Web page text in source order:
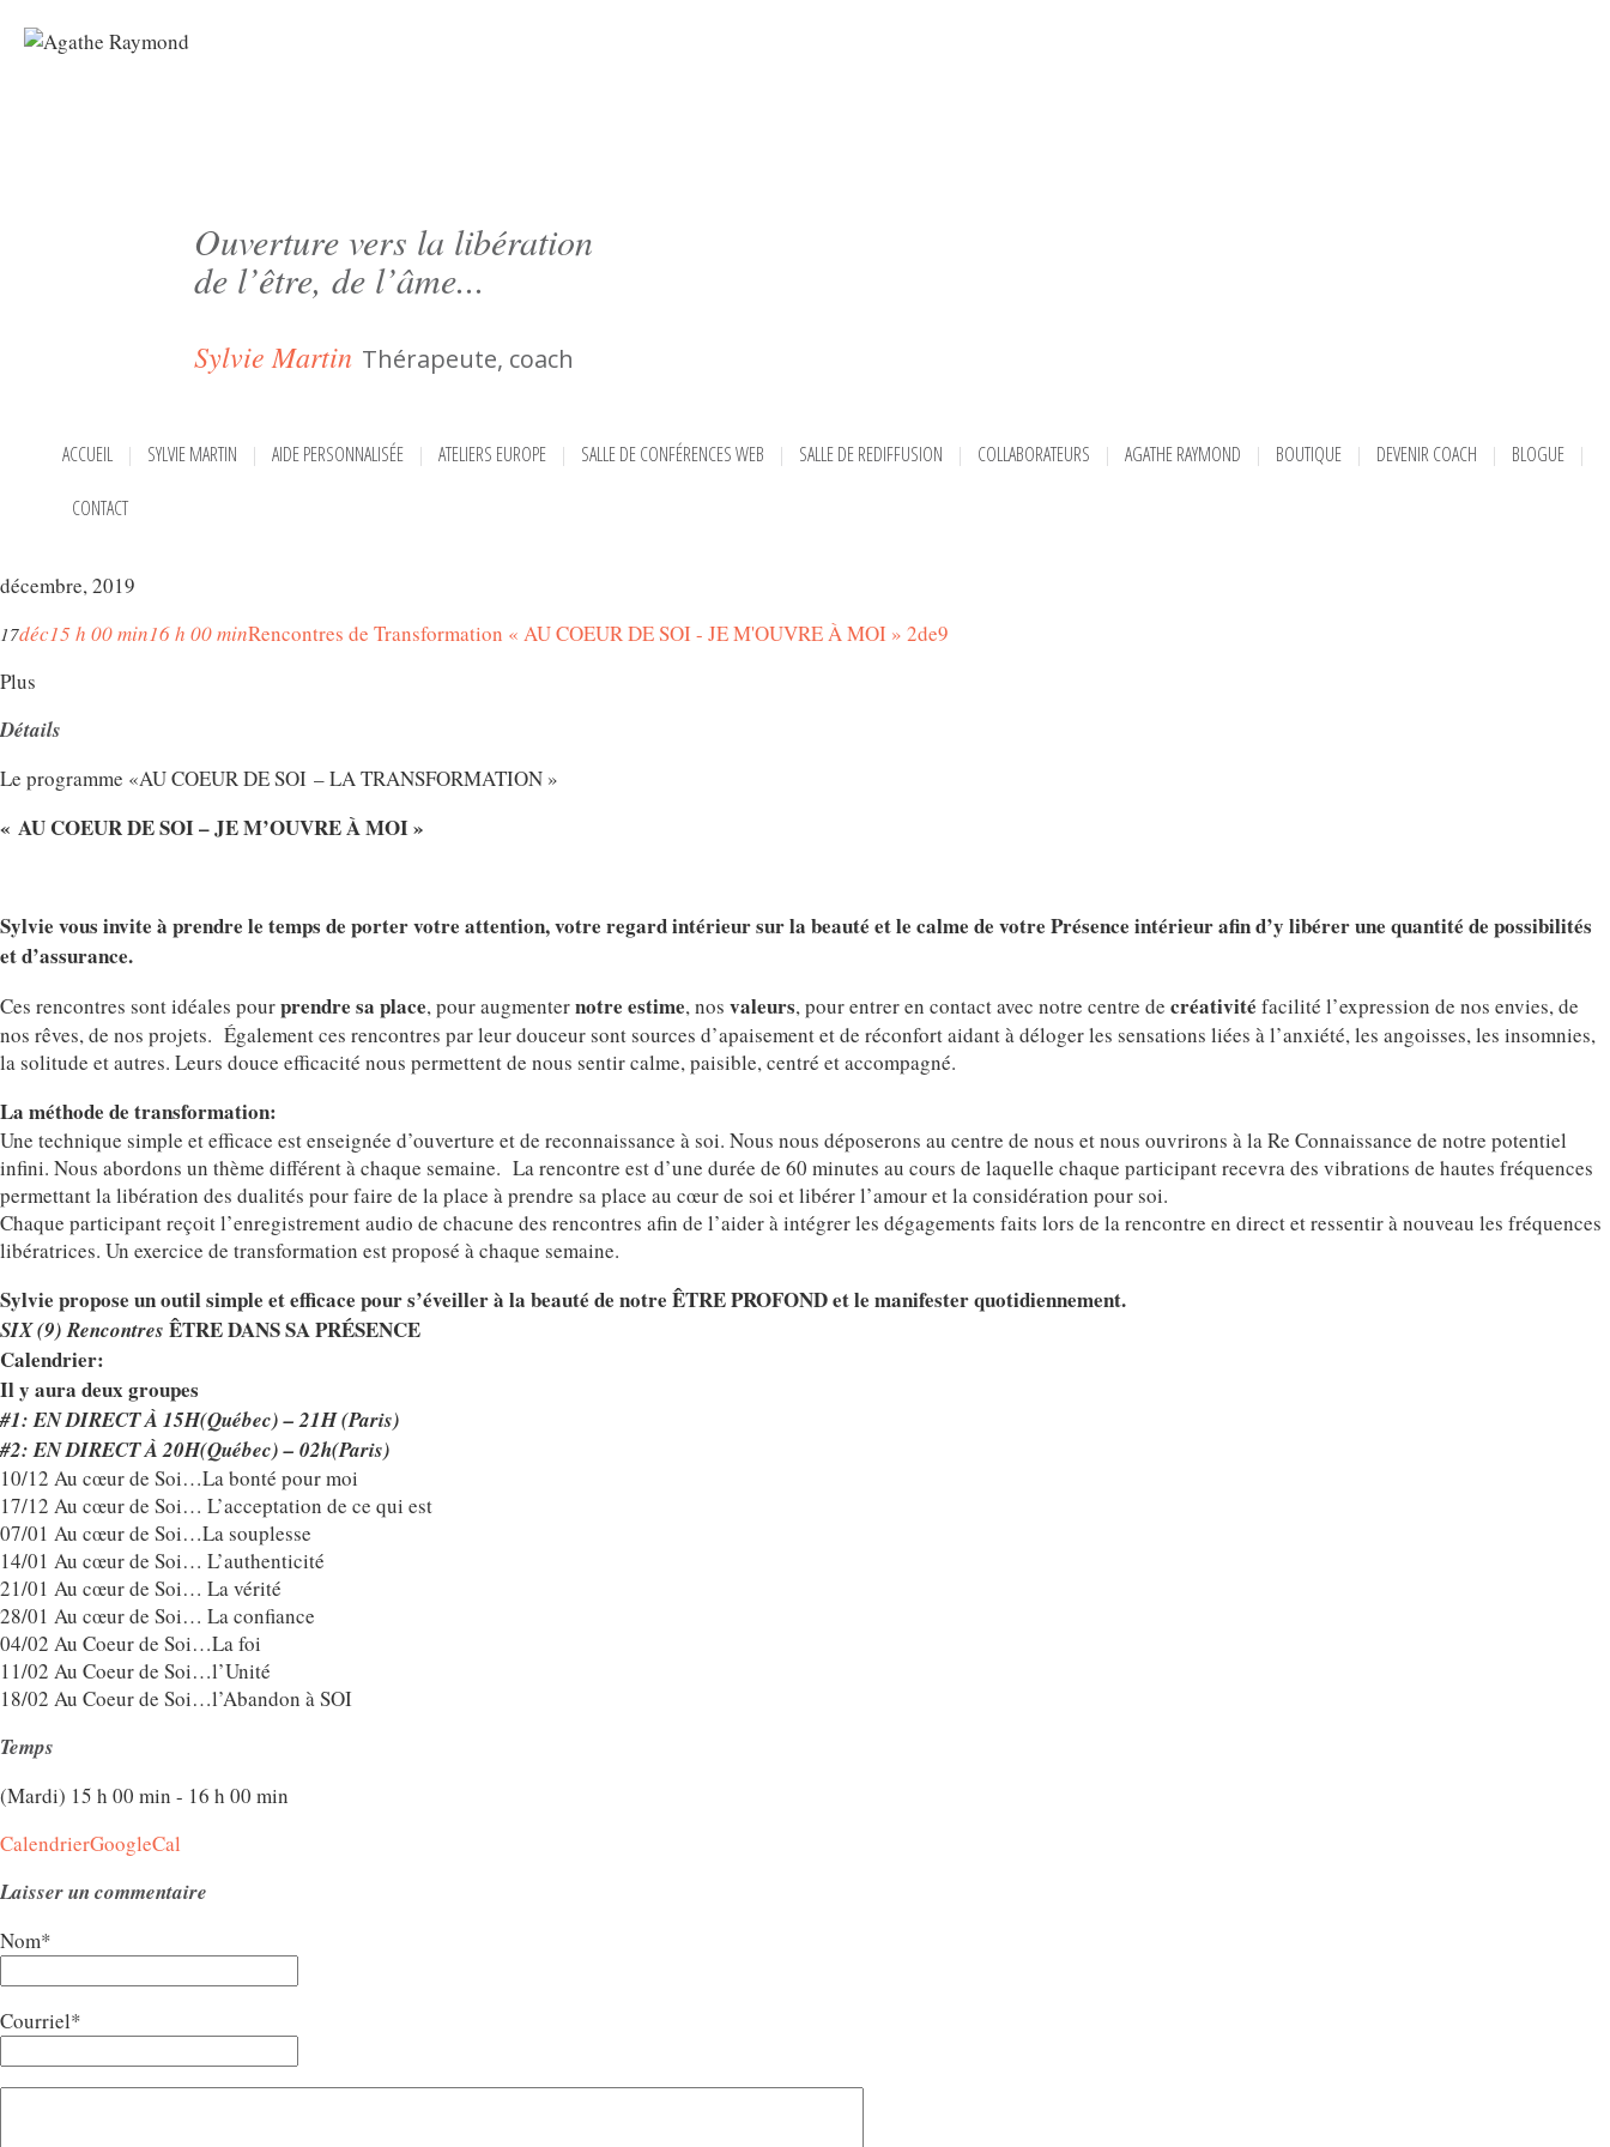
Ouverture vers la libération
de l’être, de l’âme...
Sylvie Martin Thérapeute, coach
ACCUEIL SYLVIE MARTIN AIDE PERSONNALISÉE ATELIERS EUROPE SALLE DE CONFÉRENCES WEB SALLE DE REDIFFUSION COLLABORATEURS AGATHE RAYMOND BOUTIQUE DEVENIR COACH BLOGUE
CONTACT
décembre, 2019
17déc15 h 00 min16 h 00 minRencontres de Transformation « AU COEUR DE SOI - JE M'OUVRE À MOI » 2de9
Plus
Détails
Le programme «AU COEUR DE SOI – LA TRANSFORMATION »
« AU COEUR DE SOI – JE M’OUVRE À MOI »
Sylvie vous invite à prendre le temps de porter votre attention, votre regard intérieur sur la beauté et le calme de votre Présence intérieur afin d’y libérer une quantité de possibilités
et d’assurance.
Ces rencontres sont idéales pourprendre sa place, pour augmenternotre estime, nos valeurs, pour entrer en contact avec notre centre de créativité facilité l’expression de nos envies, de
nos rêves, de nos projets. Également ces rencontres par leur douceur sont sources d’apaisement et de réconfort aidant à déloger les sensations liées à l’anxiété, les angoisses, les insomnies,
la solitude et autres. Leurs douce efficacité nous permettent de nous sentir calme, paisible, centré et accompagné.
La méthode de transformation:
Une technique simple et efficace est enseignée d’ouverture et de reconnaissance à soi. Nous nous déposerons au centre de nous et nous ouvrirons à la Re Connaissance de notre potentiel
infini. Nous abordons un thème différent à chaque semaine. La rencontre est d’une durée de 60 minutes au cours de laquelle chaque participant recevra des vibrations de hautes fréquences
permettant la libération des dualités pour faire de la place à prendre sa place au cœur de soi et libérer l’amour et la considération pour soi.
Chaque participant reçoit l’enregistrement audio de chacune des rencontres afin de l’aider à intégrer les dégagements faits lors de la rencontre en direct et ressentir à nouveau les fréquences
libératrices. Un exercice de transformation est proposé à chaque semaine.
Sylvie propose un outil simple et efficace pour s’éveiller à la beauté de notre ÊTRE PROFOND et le manifester quotidiennement.
SIX (9) Rencontres ÊTRE DANS SA PRÉSENCE
Calendrier:
Il y aura deux groupes
#1: EN DIRECT À 15H(Québec) – 21H (Paris)
#2: EN DIRECT À 20H(Québec) – 02h(Paris)
10/12 Au cœur de Soi…La bonté pour moi
17/12 Au cœur de Soi… L’acceptation de ce qui est
07/01 Au cœur de Soi…La souplesse
14/01 Au cœur de Soi… L’authenticité
21/01 Au cœur de Soi… La vérité
28/01 Au cœur de Soi… La confiance
04/02 Au Coeur de Soi…La foi
11/02 Au Coeur de Soi…l’Unité
18/02 Au Coeur de Soi…l’Abandon à SOI
Temps
(Mardi) 15 h 00 min - 16 h 00 min
CalendrierGoogleCal
Laisser un commentaire
Nom*
Courriel*